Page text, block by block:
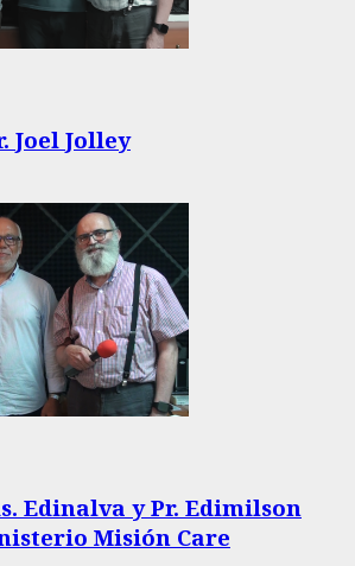
Joel Jolley
Edinalva y Pr. Edimilson
Misión Care